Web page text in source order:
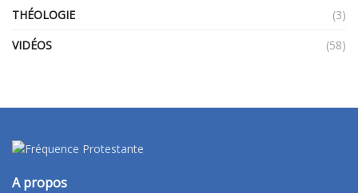
THÉOLOGIE
(3)
VIDÉOS
(58)
A propos